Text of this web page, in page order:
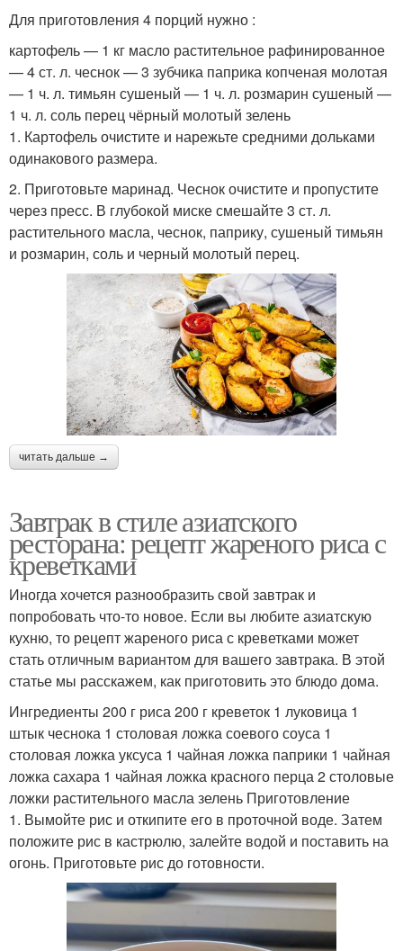
Для приготовления 4 порций нужно :
картофель — 1 кг масло растительное рафинированное
— 4 ст. л. чеснок — 3 зубчика паприка копченая молотая
— 1 ч. л. тимьян сушеный — 1 ч. л. розмарин сушеный —
1 ч. л. соль перец чёрный молотый зелень
1. Картофель очистите и нарежьте средними дольками
одинакового размера.
2. Приготовьте маринад. Чеснок очистите и пропустите
через пресс. В глубокой миске смешайте 3 ст. л.
растительного масла, чеснок, паприку, сушеный тимьян
и розмарин, соль и черный молотый перец.
читать дальше →
Завтрак в стиле азиатского
ресторана: рецепт жареного риса с
креветками
Иногда хочется разнообразить свой завтрак и
попробовать что-то новое. Если вы любите азиатскую
кухню, то рецепт жареного риса с креветками может
стать отличным вариантом для вашего завтрака. В этой
статье мы расскажем, как приготовить это блюдо дома.
Ингредиенты 200 г риса 200 г креветок 1 луковица 1
штык чеснока 1 столовая ложка соевого соуса 1
столовая ложка уксуса 1 чайная ложка паприки 1 чайная
ложка сахара 1 чайная ложка красного перца 2 столовые
ложки растительного масла зелень Приготовление
1. Вымойте рис и откипите его в проточной воде. Затем
положите рис в кастрюлю, залейте водой и поставить на
огонь. Приготовьте рис до готовности.